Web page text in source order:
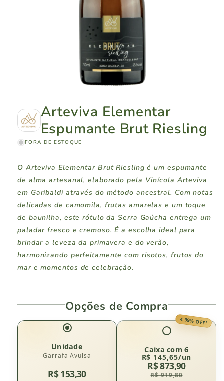
Arteviva Elementar
Espumante Brut Riesling
FORA DE ESTOQUE
O Arteviva Elementar Brut Riesling é um espumante
de alma artesanal, elaborado pela Vinícola Arteviva
em Garibaldi através do método ancestral. Com notas
delicadas de camomila, frutas amarelas e um toque
de baunilha, este rótulo da Serra Gaúcha entrega um
paladar fresco e cremoso. É a escolha ideal para
brindar a leveza da primavera e do verão,
harmonizando perfeitamente com risotos, frutos do
mar e momentos de celebração.
Opções de Compra
Unidade
Garrafa Avulsa
R$ 153,30
Caixa com 6
R$ 145,65/un
R$ 873,90
R$ 919,80
4.99% OFF!